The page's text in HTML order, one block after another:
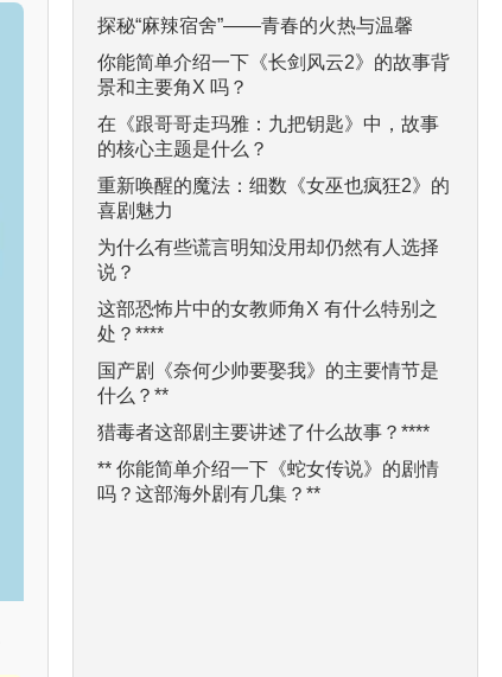
探秘“麻辣宿舍”——青春的火热与温馨
你能简单介绍一下《长剑风云2》的故事背
景和主要角X 吗？
在《跟哥哥走玛雅：九把钥匙》中，故事
的核心主题是什么？
重新唤醒的魔法：细数《女巫也疯狂2》的
喜剧魅力
为什么有些谎言明知没用却仍然有人选择
说？
这部恐怖片中的女教师角X 有什么特别之
处？****
国产剧《奈何少帅要娶我》的主要情节是
什么？**
猎毒者这部剧主要讲述了什么故事？****
** 你能简单介绍一下《蛇女传说》的剧情
吗？这部海外剧有几集？**